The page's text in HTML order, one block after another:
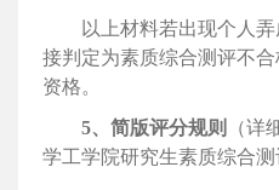
以上材料若出现个人
接判定为素质综合测评不
资格。
5、简版评分规则
（详
学工学院研究生素质综合测